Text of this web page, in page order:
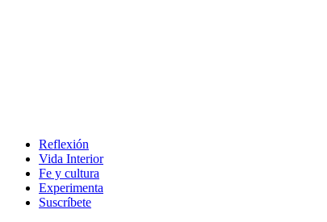
Reflexión
Vida Interior
Fe y cultura
Experimenta
Suscríbete